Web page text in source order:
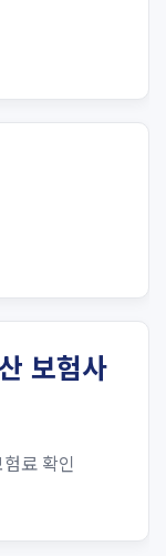
보험사
료 확인